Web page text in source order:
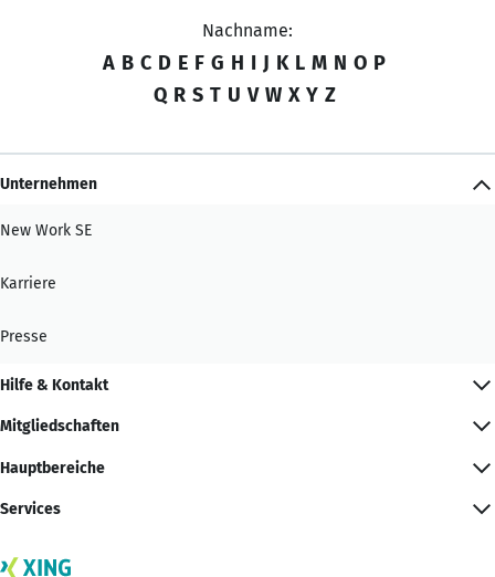
Nachname:
A B C D E F G H I J K L M N O P
Q R S T U V W X Y Z
Unternehmen
New Work SE
Karriere
Presse
Hilfe & Kontakt
Mitgliedschaften
Hauptbereiche
Services